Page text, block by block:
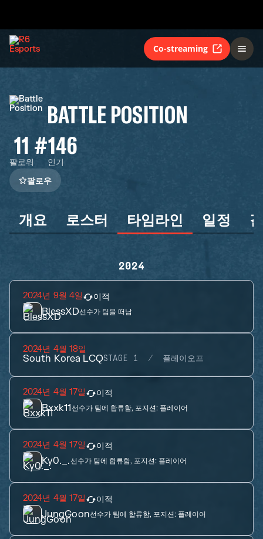
Co-streaming
BATTLE POSITION
11
팔로워
#146
인기
팔로우
개요 로스터 타임라인 일정
2024
2024년 9월 4일 이적
BlessXD선수가 팀을 떠남
2024년 4월 18일
South Korea LCQSTAGE 1 플레이오프
2024년 4월 17일 이적
Bxxk11선수가 팀에 합류함, 포지션: 플레이어
2024년 4월 17일 이적
Ky0._.선수가 팀에 합류함, 포지션: 플레이어
2024년 4월 17일 이적
JungGoon선수가 팀에 합류함, 포지션: 플레이어